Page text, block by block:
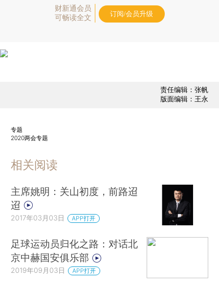
财新通会员
可畅读全文
订阅/会员升级
责任编辑：张帆
版面编辑：王永
专题
2020两会专题
相关阅读
主席姚明：关山初度，前路迢
迢
2017年03月03日 APP打开
足球运动员归化之路：对话北
京中赫国安俱乐部
2019年09月03日 APP打开